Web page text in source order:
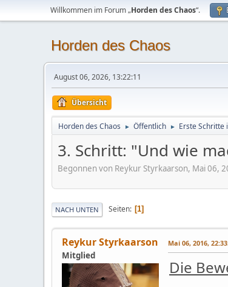
Willkommen im Forum „Horden des Chaos“.
Horden des Chaos
August 06, 2026, 13:22:11
Übersicht
Horden des Chaos ► Öffentlich ► Erste Schritte
3. Schritt: "Und wie
Begonnen von Reykur Styrkaarson, Mai 06,
NACH UNTEN Seiten 1
Reykur Styrkaarson
Mitglied
Mai 06, 2016,
Die